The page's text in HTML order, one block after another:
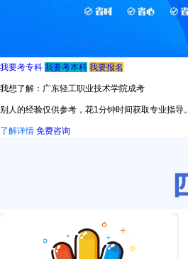
我要考专科 我要考本科 我要报名
我想了解：广东轻工职业技术学院成考
别人的经验仅供参考，花1分钟时间获取专业指导。
了解详情 免费咨询